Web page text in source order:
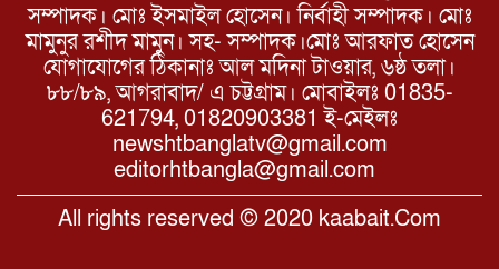
সম্পাদক। মোঃ ইসমাইল হোসেন। নির্বাহী সম্পাদক। মোঃ
মামুনুর রশীদ মামুন। সহ- সম্পাদক।মোঃ আরফাত হোসেন
যোগাযোগের ঠিকানাঃ আল মদিনা টাওয়ার, ৬ষ্ঠ তলা।
৮৮/৮৯, আগরাবাদ/ এ চট্টগ্রাম। মোবাইলঃ 01835-
621794, 01820903381 ই-মেইলঃ
newshtbanglatv@gmail.com
editorhtbangla@gmail.com
All rights reserved © 2020 kaabait.Com